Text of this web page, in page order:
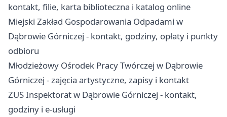
kontakt, filie, karta biblioteczna i katalog online
Miejski Zakład Gospodarowania Odpadami w
Dąbrowie Górniczej - kontakt, godziny, opłaty i punkty
odbioru
Młodzieżowy Ośrodek Pracy Twórczej w Dąbrowie
Górniczej - zajęcia artystyczne, zapisy i kontakt
ZUS Inspektorat w Dąbrowie Górniczej - kontakt,
godziny i e-usługi